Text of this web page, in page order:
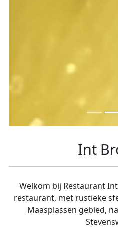
Int
Welkom bij Restaurant
restaurant, met rustieke
Maasplassen gebied,